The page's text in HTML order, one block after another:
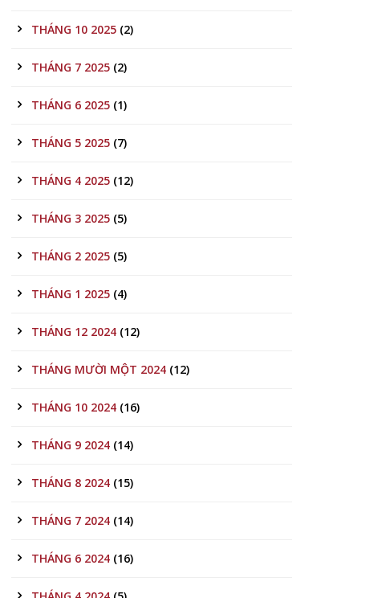
THÁNG 10 2025 (2)
THÁNG 7 2025 (2)
THÁNG 6 2025 (1)
THÁNG 5 2025 (7)
THÁNG 4 2025 (12)
THÁNG 3 2025 (5)
THÁNG 2 2025 (5)
THÁNG 1 2025 (4)
THÁNG 12 2024 (12)
THÁNG MƯỜI MỘT 2024 (12)
THÁNG 10 2024 (16)
THÁNG 9 2024 (14)
THÁNG 8 2024 (15)
THÁNG 7 2024 (14)
THÁNG 6 2024 (16)